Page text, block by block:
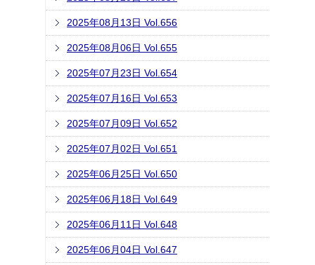
2025年08月13日 Vol.656
2025年08月06日 Vol.655
2025年07月23日 Vol.654
2025年07月16日 Vol.653
2025年07月09日 Vol.652
2025年07月02日 Vol.651
2025年06月25日 Vol.650
2025年06月18日 Vol.649
2025年06月11日 Vol.648
2025年06月04日 Vol.647